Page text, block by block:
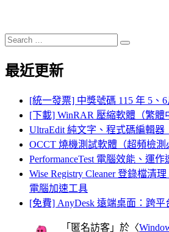
Search
for:
Search
最近更新
[統一發票] 中獎號碼 115 年 5、6
[下載] WinRAR 壓縮軟體（繁體
UltraEdit 純文字、程式碼編輯器
OCCT 燒機測試軟體（超頻檢測
PerformanceTest 電腦效能、運
Wise Registry Cleaner 登錄檔清
電腦加速工具
[免費] AnyDesk 遠端桌面：跨平
「 匿名訪客 」於〈